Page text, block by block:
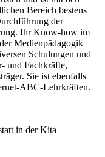
Bereich bestens
der
Ihr Know-how im
Medienpädagogik
Schulungen und
und Fachkräfte,
Sie ist ebenfalls
ABC-Lehrkräften.
in der Kita